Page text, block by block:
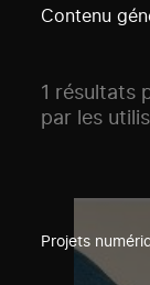
Contenu
1 résultats
par les
Projets